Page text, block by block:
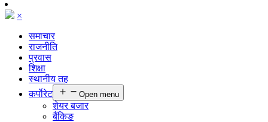
×
समाचार
राजनीति
प्रवास
शिक्षा
स्थानीय तह
कर्पाेरेट
Open menu
शेयर बजार
बैंकिङ